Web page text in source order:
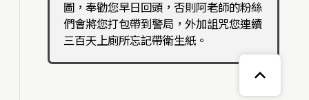
圖，奉勸您早日回頭，否則阿老師的粉絲
們會將您打包帶到警局，外加詛咒您連續
三百天上廁所忘記帶衛生紙。